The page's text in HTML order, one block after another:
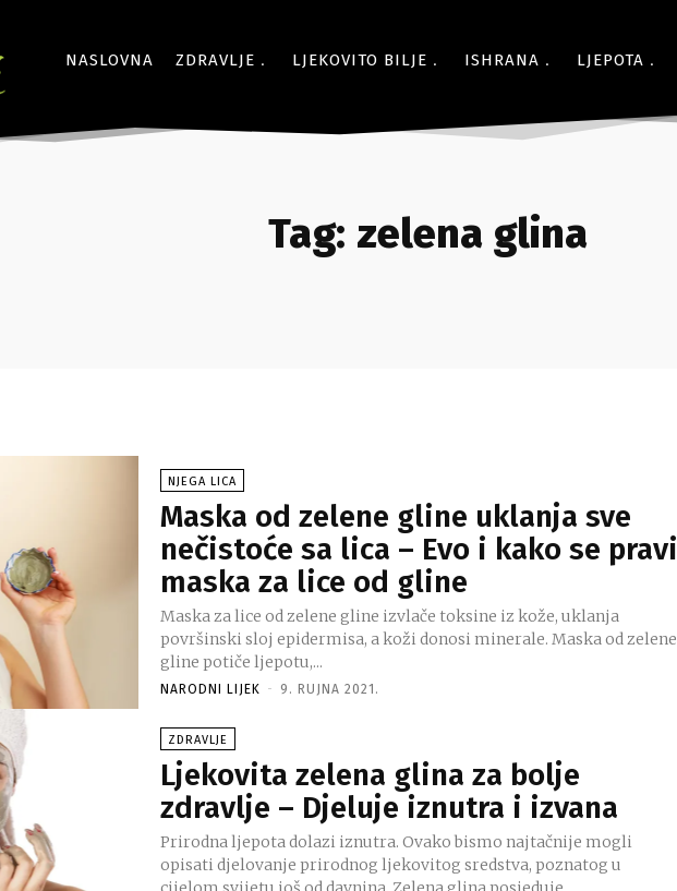
NASLOVNA ZDRAVLJE LJEKOVITO BILJE ISHRANA LJEPOTA
Tag: zelena glina
NJEGA LICA
Maska od zelene gline uklanja sve
nečistoće sa lica – Evo i kako se pravi
maska za lice od gline
Maska za lice od zelene gline izvlače toksine iz kože, uklanja
površinski sloj epidermisa, a koži donosi minerale. Maska od zelene
gline potiče ljepotu,...
NARODNI LIJEK - 9. RUJNA 2021.
ZDRAVLJE
Ljekovita zelena glina za bolje
zdravlje – Djeluje iznutra i izvana
Prirodna ljepota dolazi iznutra. Ovako bismo najtačnije mogli
opisati djelovanje prirodnog ljekovitog sredstva, poznatog u